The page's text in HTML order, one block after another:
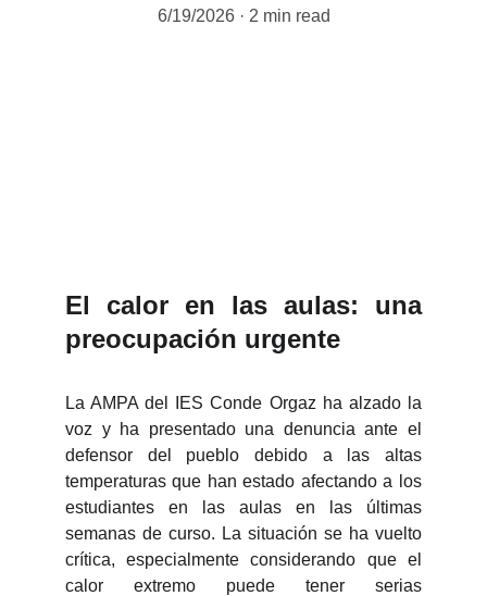
6/19/2026 2 min read
El calor en las aulas: una
preocupación urgente
La AMPA del IES Conde Orgaz ha alzado la
voz y ha presentado una denuncia ante el
defensor del pueblo debido a las altas
temperaturas que han estado afectando a los
estudiantes en las aulas en las últimas
semanas de curso. La situación se ha vuelto
crítica, especialmente considerando que el
calor extremo puede tener serias